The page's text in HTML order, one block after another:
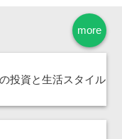
more
投資と生活スタイル